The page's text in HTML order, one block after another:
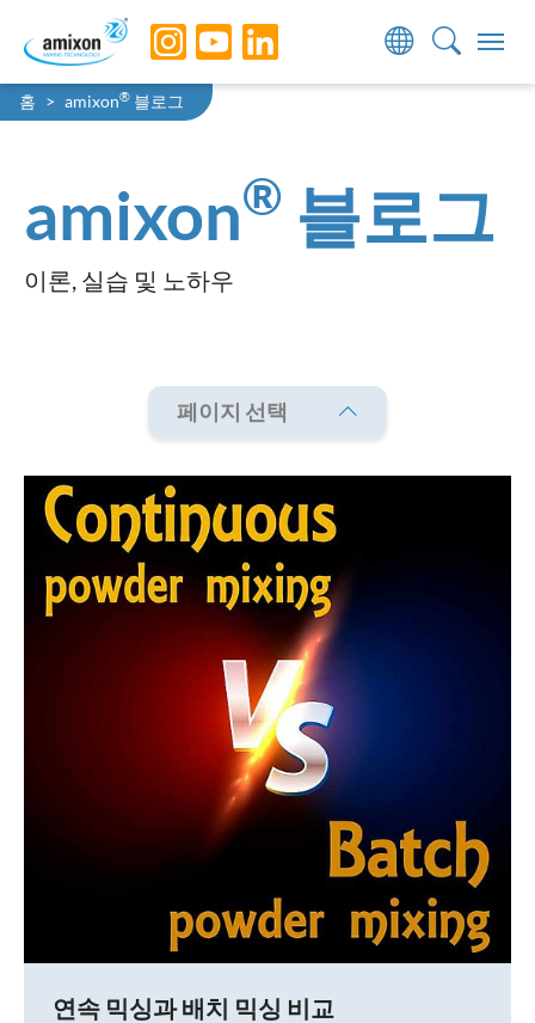
Skip to main navigation
Skip to main content
Skip to page footer
You are here:
홈 amixon® 블로그
amixon® 블로그
이론, 실습 및 노하우
페이지 선택
연속 믹싱과 배치 믹싱 비교